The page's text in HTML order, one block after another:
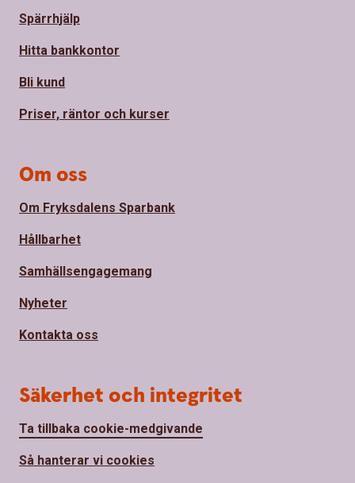
Spärrhjälp
Hitta bankkontor
Bli kund
Priser, räntor och kurser
Om oss
Om Fryksdalens Sparbank
Hållbarhet
Samhällsengagemang
Nyheter
Kontakta oss
Säkerhet och integritet
Ta tillbaka cookie-medgivande
Så hanterar vi cookies